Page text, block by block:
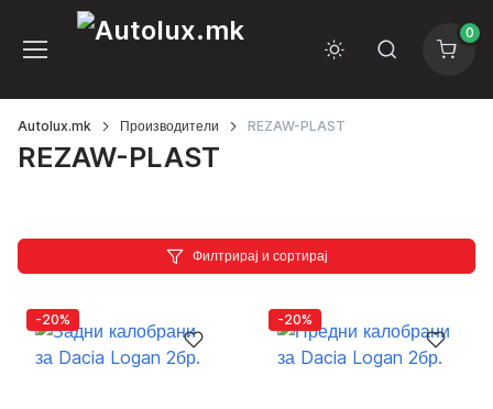
0
Autolux.mk Производители REZAW-PLAST
REZAW-PLAST
Филтрирај и сортирај
-20% -20%